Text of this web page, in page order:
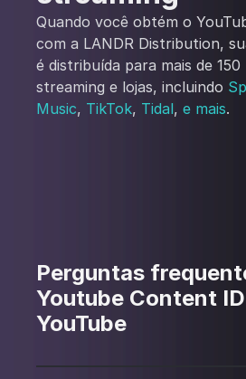
Quando você obtém o
com a LANDR Distribution,
é distribuída para mais de
streaming e lojas, incluindo
Music, TikTok, Tidal,e mais.
Perguntas
Youtube Content
YouTube